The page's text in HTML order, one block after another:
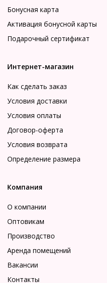
Бонусная карта
Активация бонусной карты
Подарочный сертификат
Интернет-магазин
Как сделать заказ
Условия доставки
Условия оплаты
Договор-оферта
Условия возврата
Определение размера
Компания
О компании
Оптовикам
Производство
Аренда помещений
Вакансии
Контакты